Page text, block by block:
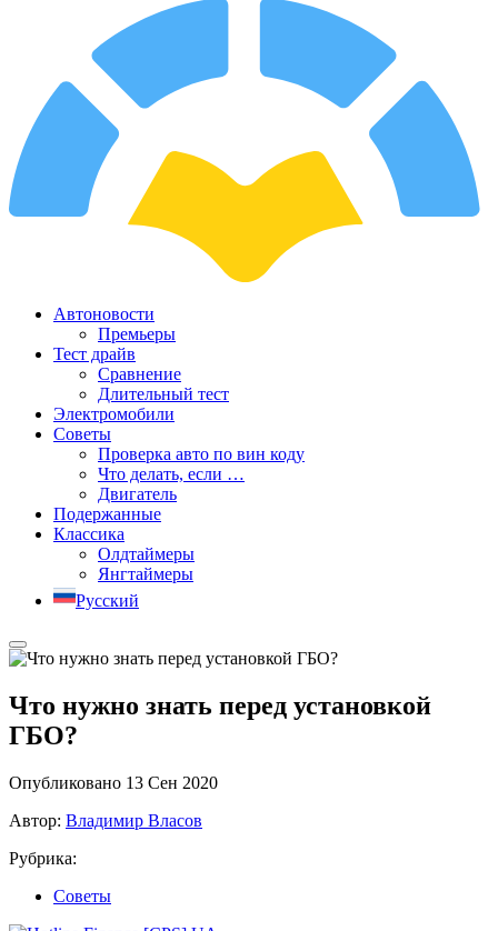
Автоновости
Премьеры
Тест драйв
Сравнение
Длительный тест
Электромобили
Советы
Проверка авто по вин коду
Что делать, если …
Двигатель
Подержанные
Классика
Олдтаймеры
Янгтаймеры
Русский
Что нужно знать перед установкой
ГБО?
Опубликовано 13 Сен 2020
Автор: Владимир Власов
Рубрика:
Советы